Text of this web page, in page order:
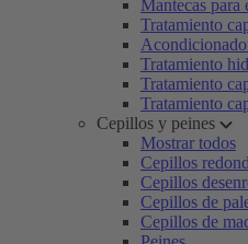
Mantecas para
Tratamiento
Tratamiento
Tratamiento
Tratamiento
Cepillos y peines
Mostrar todos
Cepillos
Cepillos
Cepillos de
Cepillos de